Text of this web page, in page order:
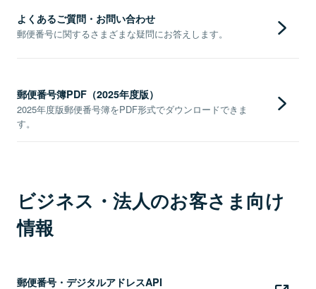
よくあるご質問・お問い合わせ
郵便番号に関するさまざまな疑問にお答えします。
郵便番号簿PDF（2025年度版）
2025年度版郵便番号簿をPDF形式でダウンロードできま
す。
ビジネス・法人のお客さま向け
情報
郵便番号・デジタルアドレスAPI